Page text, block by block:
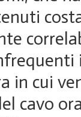
in cui
cavo